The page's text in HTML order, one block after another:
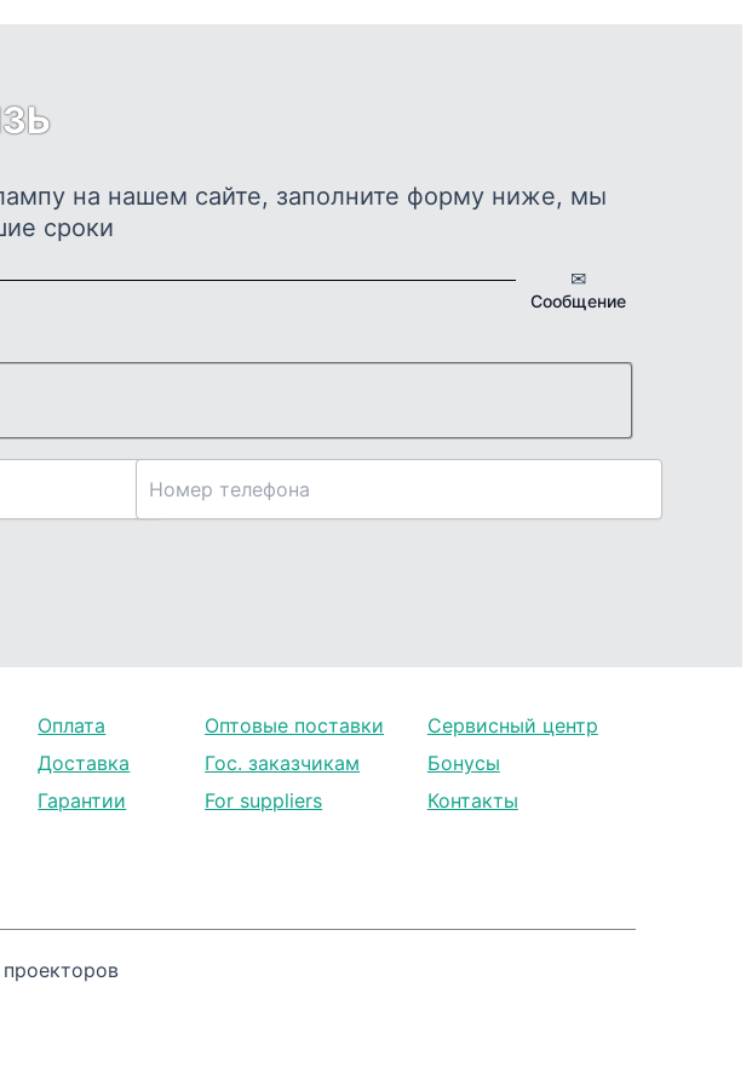
на нашем сайте, заполните форму ниже, мы
сроки
✉
Сообщение
Оплата
Доставка
Гарантии
Оптовые поставки
Гос. заказчикам
For suppliers
Сервисный центр
Бонусы
Контакты